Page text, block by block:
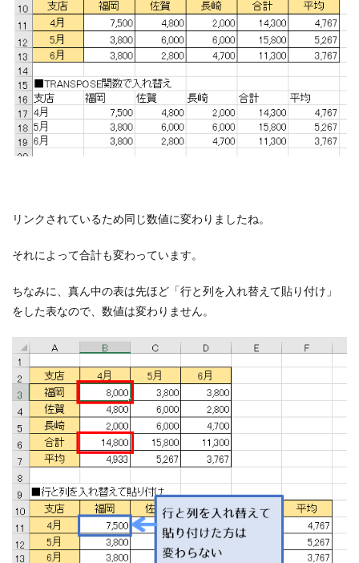
リンクされているため同じ数値に変わりましたね。
それによって合計も変わっています。
ちなみに、真ん中の表は先ほど「行と列を入れ替えて貼り付け」
をした表なので、数値は変わりません。